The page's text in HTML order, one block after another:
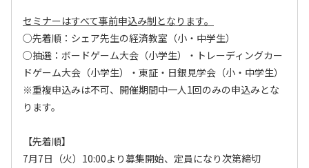
セミナーはすべて事前申込み制となります。
○先着順：シェア先生の経済教室（小・中学生）
○抽選：ボードゲーム大会（小学生）・トレーディングカー
ドゲーム大会（小学生）・東証・日銀見学会（小・中学生）
※重複申込みは不可、開催期間中一人1回のみの申込みとな
ります。
【先着順】
7月7日（火）10:00より募集開始、定員になり次第締切